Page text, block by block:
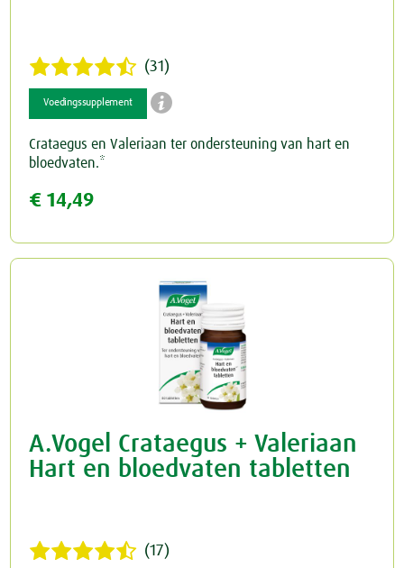
(31)
Voedingssupplement 
Crataegus en Valeriaan ter ondersteuning van hart en
bloedvaten.*
€ 14,49
A.Vogel Crataegus + Valeriaan
Hart en bloedvaten tabletten
(17)